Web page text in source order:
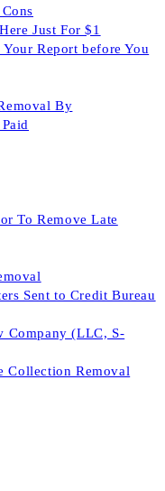
Just For $1
Report before You
By
To Remove Late
Sent to Credit Bureau
Company (LLC, S-
Collection Removal